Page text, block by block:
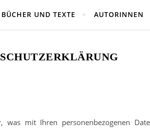
BÜCHER UND TEXTE AUTORINNEN
mit Ihren personenbezogenen